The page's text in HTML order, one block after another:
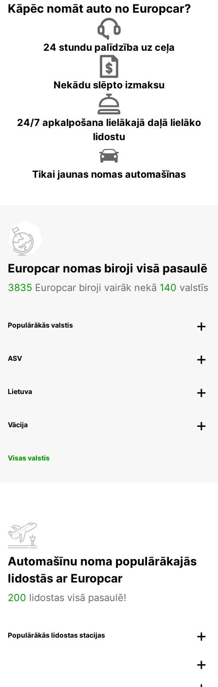
Kāpēc nomāt auto no Europcar?
24 stundu palīdzība uz ceļa
Nekādu slēpto izmaksu
24/7 apkalpošana lielākajā daļā lielāko
lidostu
Tikai jaunas nomas automašīnas
Europcar nomas biroji visā pasaulē
3835 Europcar biroji vairāk nekā 140 valstīs
Populārākās valstis
ASV
Lietuva
Vācija
Visas valstis
Automašīnu noma populārākajās
lidostās ar Europcar
200 lidostas visā pasaulē!
Populārākās lidostas stacijas